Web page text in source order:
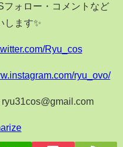
ォロー・コメントなど
します✨
Ryu_cos
ryu_ovo/
ryu31cos@gmail.com